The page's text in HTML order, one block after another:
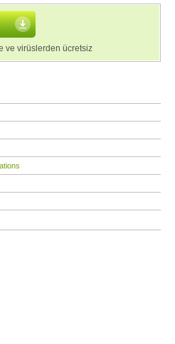
ve virüslerden ücretsiz